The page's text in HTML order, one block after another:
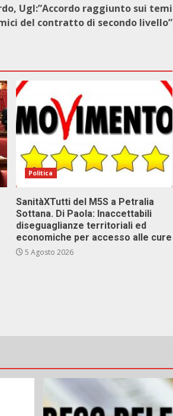
Ugl:”Accordo raggiunto sui temi
del contratto di secondo livello”
Politica
SanitàXTutti del M5S a Petralia
Sottana. Di Paola: Inaccettabili
diseguaglianze territoriali ed
economiche per accesso alle cure
5 Agosto 2026